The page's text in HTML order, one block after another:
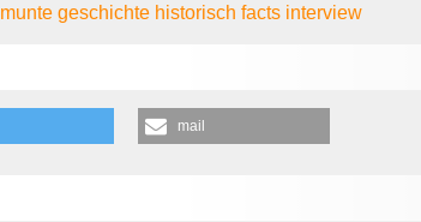
muntegeschichte historischfacts interview
mail